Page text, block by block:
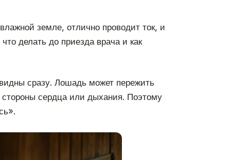
земле, отлично проводит ток, и
делать до приезда врача и как
сразу. Лошадь может пережить
стороны сердца или дыхания. Поэтому